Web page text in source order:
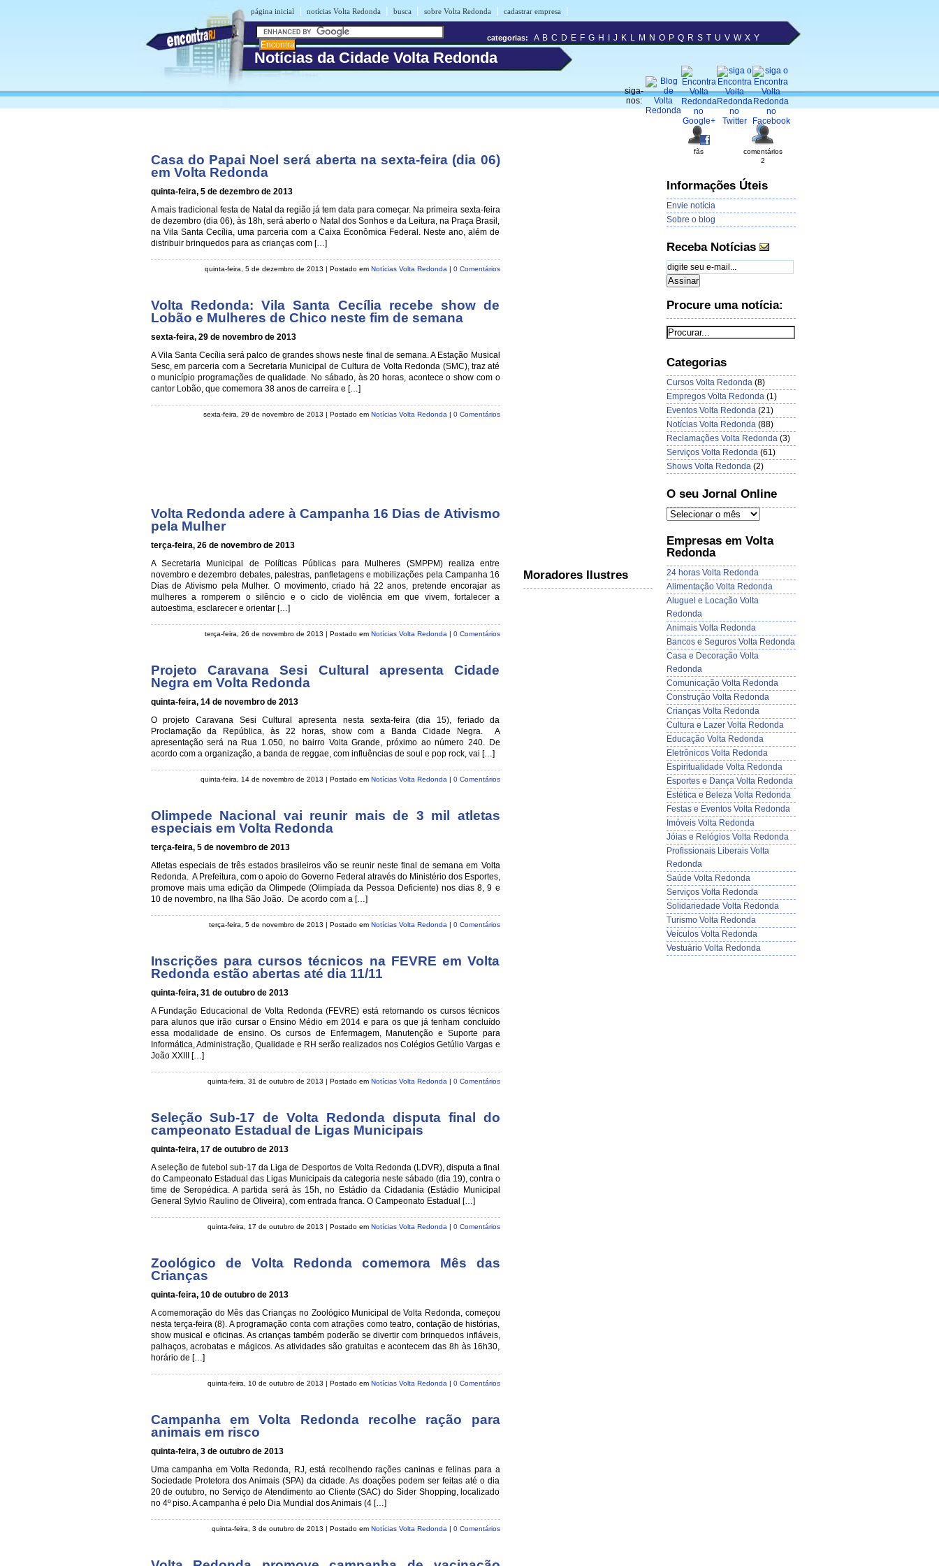
página inicial | notícias Volta Redonda | busca | sobre Volta Redonda | cadastrar empresa |
Notícias da Cidade Volta Redonda
siga-
nos:
categorias: A B C D E F G H J K L M N O P Q R S T U V W X Y
Casa do Papai Noel será aberta na sexta-feira (dia 06)
em Volta Redonda
quinta-feira, 5 de dezembro de 2013
A mais tradicional festa de Natal da região já tem data para começar. Na primeira sexta-feira
de dezembro (dia 06), às 18h, será aberto o Natal dos Sonhos e da Leitura, na Praça Brasil,
na Vila Santa Cecília, uma parceria com a Caixa Econômica Federal. Neste ano, além de
distribuir brinquedos para as crianças com […]
quinta-feira, 5 de dezembro de 2013 | Postado em Notícias Volta Redonda | 0 Comentários
Volta Redonda: Vila Santa Cecília recebe show de
Lobão e Mulheres de Chico neste fim de semana
sexta-feira, 29 de novembro de 2013
A Vila Santa Cecília será palco de grandes shows neste final de semana. A Estação Musical
Sesc, em parceria com a Secretaria Municipal de Cultura de Volta Redonda (SMC), traz até
o município programações de qualidade. No sábado, às 20 horas, acontece o show com o
cantor Lobão, que comemora 38 anos de carreira e […]
sexta-feira, 29 de novembro de 2013 | Postado em Notícias Volta Redonda | 0 Comentários
Volta Redonda adere à Campanha 16 Dias de Ativismo
pela Mulher
terça-feira, 26 de novembro de 2013
A Secretaria Municipal de Políticas Públicas para Mulheres (SMPPM) realiza entre
novembro e dezembro debates, palestras, panfletagens e mobilizações pela Campanha 16
Dias de Ativismo pela Mulher. O movimento, criado há 22 anos, pretende encorajar as
mulheres a romperem o silêncio e o ciclo de violência em que vivem, fortalecer a
autoestima, esclarecer e orientar […]
terça-feira, 26 de novembro de 2013 | Postado em Notícias Volta Redonda | 0 Comentários
Projeto Caravana Sesi Cultural apresenta Cidade
Negra em Volta Redonda
quinta-feira, 14 de novembro de 2013
O projeto Caravana Sesi Cultural apresenta nesta sexta-feira (dia 15), feriado da
Proclamação da República, às 22 horas, show com a Banda Cidade Negra. A
apresentação será na Rua 1.050, no bairro Volta Grande, próximo ao número 240. De
acordo com a organização, a banda de reggae, com influências de soul e pop rock, vai […]
quinta-feira, 14 de novembro de 2013 | Postado em Notícias Volta Redonda | 0 Comentários
Olimpede Nacional vai reunir mais de 3 mil atletas
especiais em Volta Redonda
terça-feira, 5 de novembro de 2013
Atletas especiais de três estados brasileiros vão se reunir neste final de semana em Volta
Redonda. A Prefeitura, com o apoio do Governo Federal através do Ministério dos Esportes,
promove mais uma edição da Olimpede (Olimpíada da Pessoa Deficiente) nos dias 8, 9 e
10 de novembro, na Ilha São João. De acordo com a […]
terça-feira, 5 de novembro de 2013 | Postado em Notícias Volta Redonda | 0 Comentários
Inscrições para cursos técnicos na FEVRE em Volta
Redonda estão abertas até dia 11/11
quinta-feira, 31 de outubro de 2013
A Fundação Educacional de Volta Redonda (FEVRE) está retornando os cursos técnicos
para alunos que irão cursar o Ensino Médio em 2014 e para os que já tenham concluído
essa modalidade de ensino. Os cursos de Enfermagem, Manutenção e Suporte para
Informática, Administração, Qualidade e RH serão realizados nos Colégios Getúlio Vargas e
João XXIII […]
quinta-feira, 31 de outubro de 2013 | Postado em Notícias Volta Redonda | 0 Comentários
Seleção Sub-17 de Volta Redonda disputa final do
campeonato Estadual de Ligas Municipais
quinta-feira, 17 de outubro de 2013
A seleção de futebol sub-17 da Liga de Desportos de Volta Redonda (LDVR), disputa a final
do Campeonato Estadual das Ligas Municipais da categoria neste sábado (dia 19), contra o
time de Seropédica. A partida será às 15h, no Estádio da Cidadania (Estádio Municipal
General Sylvio Raulino de Oliveira), com entrada franca. O Campeonato Estadual […]
quinta-feira, 17 de outubro de 2013 | Postado em Notícias Volta Redonda | 0 Comentários
Zoológico de Volta Redonda comemora Mês das
Crianças
quinta-feira, 10 de outubro de 2013
A comemoração do Mês das Crianças no Zoológico Municipal de Volta Redonda, começou
nesta terça-feira (8). A programação conta com atrações como teatro, contação de histórias,
show musical e oficinas. As crianças também poderão se divertir com brinquedos infláveis,
palhaços, acrobatas e mágicos. As atividades são gratuitas e acontecem das 8h às 16h30,
horário de […]
quinta-feira, 10 de outubro de 2013 | Postado em Notícias Volta Redonda | 0 Comentários
Campanha em Volta Redonda recolhe ração para
animais em risco
quinta-feira, 3 de outubro de 2013
Uma campanha em Volta Redonda, RJ, está recolhendo rações caninas e felinas para a
Sociedade Protetora dos Animais (SPA) da cidade. As doações podem ser feitas até o dia
20 de outubro, no Serviço de Atendimento ao Cliente (SAC) do Sider Shopping, localizado
no 4º piso. A campanha é pelo Dia Mundial dos Animais (4 […]
quinta-feira, 3 de outubro de 2013 | Postado em Notícias Volta Redonda | 0 Comentários
Moradores Ilustres
fãs
comentários
2
Informações Úteis
Envie notícia
Sobre o blog
Receba Notícias
Procure uma notícia:
Categorias
Cursos Volta Redonda(8)
Empregos Volta Redonda(1)
Eventos Volta Redonda(21)
Notícias Volta Redonda(88)
Reclamações Volta Redonda(3)
Serviços Volta Redonda(61)
Shows Volta Redonda(2)
O seu Jornal Online
Empresas em Volta
Redonda
24 horas Volta Redonda
Alimentação Volta Redonda
Aluguel e Locação Volta
Redonda
Animais Volta Redonda
Bancos e Seguros Volta Redonda
Casa e Decoração Volta
Redonda
Comunicação Volta Redonda
Construção Volta Redonda
Crianças Volta Redonda
Cultura e Lazer Volta Redonda
Educação Volta Redonda
Eletrônicos Volta Redonda
Espiritualidade Volta Redonda
Esportes e Dança Volta Redonda
Estética e Beleza Volta Redonda
Festas e Eventos Volta Redonda
Imóveis Volta Redonda
Jóias e Relógios Volta Redonda
Profissionais Liberais Volta
Redonda
Saúde Volta Redonda
Serviços Volta Redonda
Solidariedade Volta Redonda
Turismo Volta Redonda
Veículos Volta Redonda
Vestuário Volta Redonda